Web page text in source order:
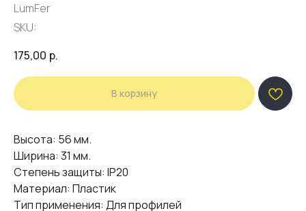
LumFer
SKU:
175,00 р.
В корзину
Высота: 56 мм.
Ширина: 31 мм.
Степень защиты: IP20
Материал: Пластик
Тип применения: Для профилей